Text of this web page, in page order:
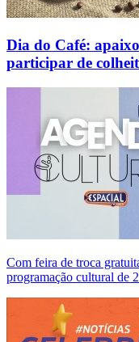
Dia do Café:
participar de
Com feira de troca
programação cultural de